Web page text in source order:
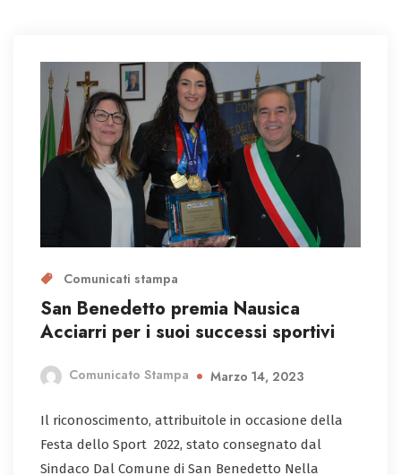
Comunicati stampa
San Benedetto premia Nausica
Acciarri per i suoi successi sportivi
Comunicato Stampa Marzo 14, 2023
Il riconoscimento, attribuitole in occasione della
Festa dello Sport 2022, stato consegnato dal
Sindaco Dal Comune di San Benedetto Nella